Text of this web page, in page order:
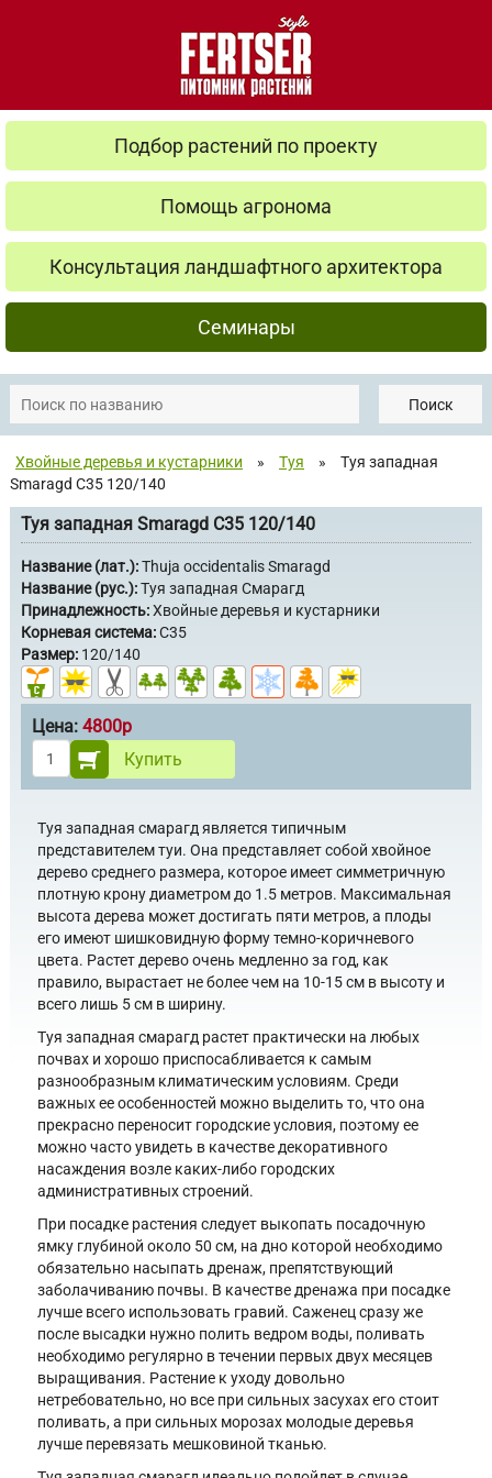
Подбор растений по проекту
Помощь агронома
Консультация ландшафтного архитектора
Семинары
Поиск
Хвойные деревья и кустарники » Туя »
Туя западная
Smaragd C35 120/140
Туя западная Smaragd C35 120/140
Название (лат.):Thuja occidentalis Smaragd
Название (рус.):Туя западная Смарагд
Принадлежность:Хвойные деревья и кустарники
Корневая система:С35
Размер: 120/140
Цена: 4800р
Купить
Туя западная смарагд является типичным
представителем туи. Она представляет собой хвойное
дерево среднего размера, которое имеет симметричную
плотную крону диаметром до 1.5 метров. Максимальная
высота дерева может достигать пяти метров, а плоды
его имеют шишковидную форму темно-коричневого
цвета. Растет дерево очень медленно за год, как
правило, вырастает не более чем на 10-15 см в высоту и
всего лишь 5 см в ширину.
Туя западная смарагд растет практически на любых
почвах и хорошо приспосабливается к самым
разнообразным климатическим условиям. Среди
важных ее особенностей можно выделить то, что она
прекрасно переносит городские условия, поэтому ее
можно часто увидеть в качестве декоративного
насаждения возле каких-либо городских
административных строений.
При посадке растения следует выкопать посадочную
ямку глубиной около 50 см, на дно которой необходимо
обязательно насыпать дренаж, препятствующий
заболачиванию почвы. В качестве дренажа при посадке
лучше всего использовать гравий. Саженец сразу же
после высадки нужно полить ведром воды, поливать
необходимо регулярно в течении первых двух месяцев
выращивания. Растение к уходу довольно
нетребовательно, но все при сильных засухах его стоит
поливать, а при сильных морозах молодые деревья
лучше перевязать мешковиной тканью.